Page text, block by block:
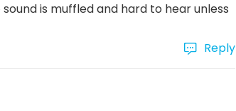
is muffled and hard to hear unless
Reply